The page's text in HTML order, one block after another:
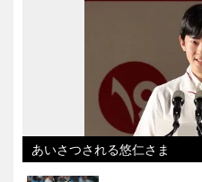
あいさつされる悠仁さま